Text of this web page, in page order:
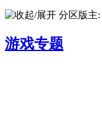
分区版主:
游戏专题